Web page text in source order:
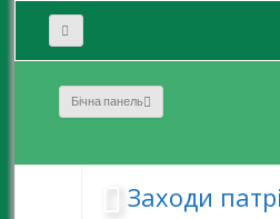
Бічна панель
Заходи